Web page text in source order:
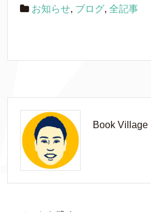
お知らせ, ブログ, 全記事
Book Village